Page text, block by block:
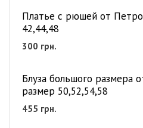
Платье с рюшей от
42,44,48
300 грн.
Блуза большого размера
размер 50,52,54,58
455 грн.